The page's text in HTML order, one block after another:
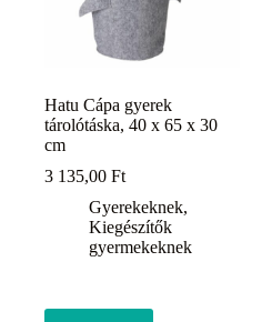
Hatu Cápa gyerek
tárolótáska, 40 x 65 x 30
cm
3 135,00 Ft
Gyerekeknek,
Kiegészítők
gyermekeknek